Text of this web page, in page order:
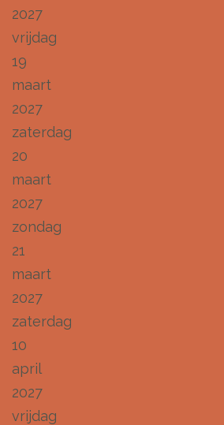
2027
vrijdag
19
maart
2027
zaterdag
20
maart
2027
zondag
21
maart
2027
zaterdag
10
april
2027
vrijdag